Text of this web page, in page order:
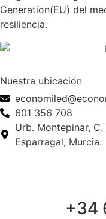
Generation(EU) del
resiliencia.
Nuestra ubicación
601 356 708
Urb. Montepinar,
Esparragal, Murcia.
+34